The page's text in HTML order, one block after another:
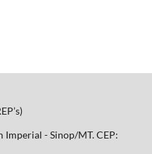
Imperial - Sinop/MT. CEP: